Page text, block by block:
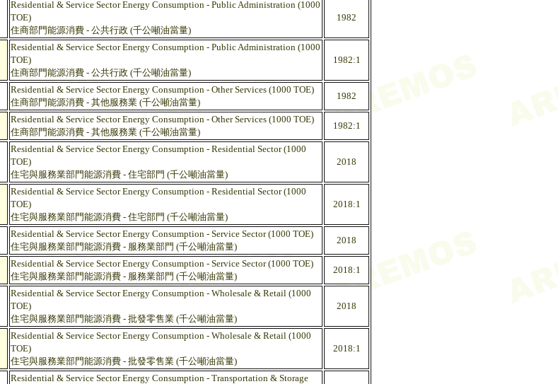
Residential & Service Sector Energy Consumption - Public Administration (1000
TOE)
住商部門能源消費 - 公共行政 (千公噸油當量)
1982
Residential & Service Sector Energy Consumption - Public Administration (1000
TOE)
住商部門能源消費 - 公共行政 (千公噸油當量)
1982:1
Residential & Service Sector Energy Consumption - Other Services (1000 TOE)
住商部門能源消費 - 其他服務業 (千公噸油當量)
1982
Residential & Service Sector Energy Consumption - Other Services (1000 TOE)
住商部門能源消費 - 其他服務業 (千公噸油當量)
1982:1
Residential & Service Sector Energy Consumption - Residential Sector (1000
TOE)
住宅與服務業部門能源消費 - 住宅部門 (千公噸油當量)
2018
Residential & Service Sector Energy Consumption - Residential Sector (1000
TOE)
住宅與服務業部門能源消費 - 住宅部門 (千公噸油當量)
2018:1
Residential & Service Sector Energy Consumption - Service Sector (1000 TOE)
住宅與服務業部門能源消費 - 服務業部門 (千公噸油當量)
2018
Residential & Service Sector Energy Consumption - Service Sector (1000 TOE)
住宅與服務業部門能源消費 - 服務業部門 (千公噸油當量)
2018:1
Residential & Service Sector Energy Consumption - Wholesale & Retail (1000
TOE)
住宅與服務業部門能源消費 - 批發零售業 (千公噸油當量)
2018
Residential & Service Sector Energy Consumption - Wholesale & Retail (1000
TOE)
住宅與服務業部門能源消費 - 批發零售業 (千公噸油當量)
2018:1
Residential & Service Sector Energy Consumption - Transportation & Storage